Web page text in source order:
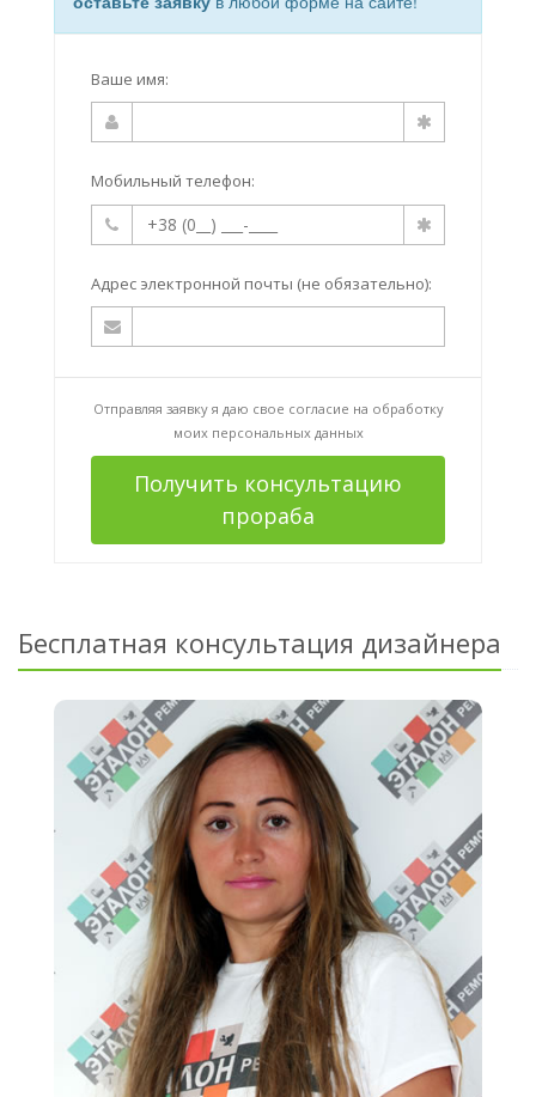
Ваше имя:
Мобильный телефон:
Адрес электронной почты (не обязательно):
Отправляя заявку я даю свое согласие на обработку
моих персональных данных
Получить консультацию
прораба
Бесплатная консультация дизайнера